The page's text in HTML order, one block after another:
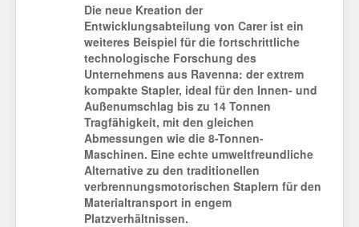
Die neue Kreation der
Entwicklungsabteilung von Carer ist ein
weiteres Beispiel für die fortschrittliche
technologische Forschung des
Unternehmens aus Ravenna: der extrem
kompakte Stapler, ideal für den Innen- und
Außenumschlag bis zu 14 Tonnen
Tragfähigkeit, mit den gleichen
Abmessungen wie die 8-Tonnen-
Maschinen. Eine echte umweltfreundliche
Alternative zu den traditionellen
verbrennungsmotorischen Staplern für den
Materialtransport in engem
Platzverhältnissen.